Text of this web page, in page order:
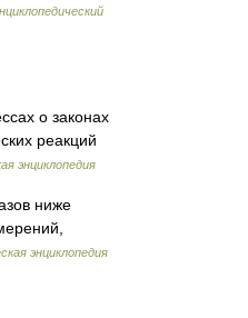
о законах
реакций
энциклопедия
ниже
энциклопедия